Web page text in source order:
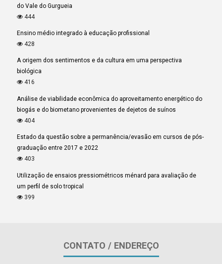
do Vale do Gurgueia
444
Ensino médio integrado à educação profissional
428
A origem dos sentimentos e da cultura em uma perspectiva
biológica
416
Análise de viabilidade econômica do aproveitamento energético do
biogás e do biometano provenientes de dejetos de suínos
404
Estado da questão sobre a permanência/evasão em cursos de pós-
graduação entre 2017 e 2022
403
Utilização de ensaios pressiométricos ménard para avaliação de
um perfil de solo tropical
399
CONTATO / ENDEREÇO